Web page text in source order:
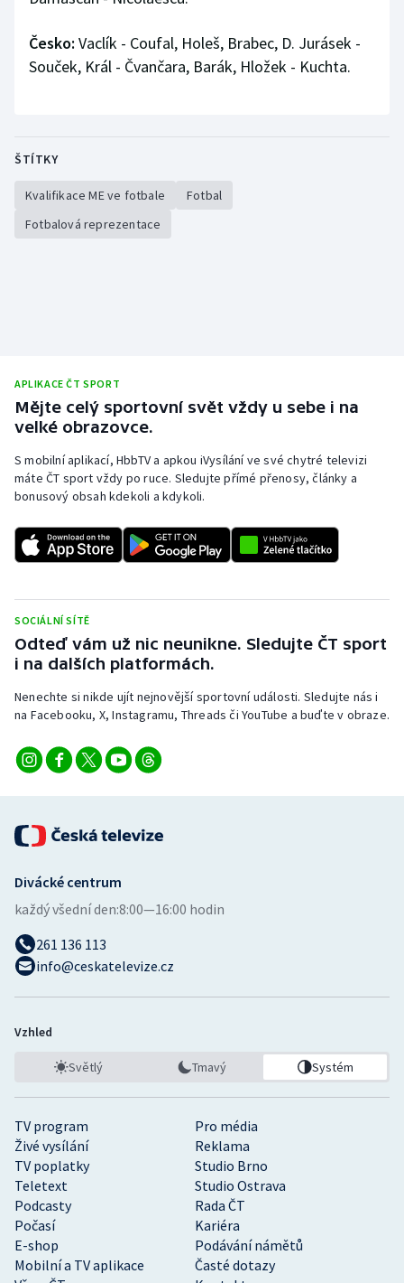
Česko: Vaclík - Coufal, Holeš, Brabec, D. Jurásek -
Souček, Král - Čvančara, Barák, Hložek - Kuchta.
ŠTÍTKY
Kvalifikace ME ve fotbale
Fotbal
Fotbalová reprezentace
APLIKACE ČT SPORT
Mějte celý sportovní svět vždy u sebe i na
velké obrazovce.
S mobilní aplikací, HbbTV a apkou iVysílání ve své chytré televizi
máte ČT sport vždy po ruce. Sledujte přímé přenosy, články a
bonusový obsah kdekoli a kdykoli.
SOCIÁLNÍ SÍTĚ
Odteď vám už nic neunikne. Sledujte ČT sport
i na dalších platformách.
Nenechte si nikde ujít nejnovější sportovní události. Sledujte nás i
na Facebooku, X, Instagramu, Threads či YouTube a buďte v obraze.
TV program
Pro média
Živé vysílání
Reklama
TV poplatky
Studio Brno
Teletext
Studio Ostrava
Podcasty
Rada ČT
Počasí
Kariéra
E-shop
Podávání námětů
Mobilní a TV aplikace
Časté dotazy
Divácké centrum
každý všední den:8:00—16:00 hodin
261 136 113
info@ceskatelevize.cz
Vzhled
Světlý Tmavý Systém